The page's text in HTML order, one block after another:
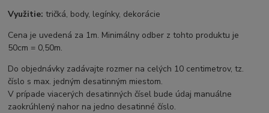
Využitie: tričká, body, legínky, dekorácie
Cena je uvedená za 1m. Minimálny odber z tohto produktu je
50cm = 0,50m.
Do objednávky zadávajte rozmer na celých 10 centimetrov, tz.
číslo s max. jedným desatinným miestom.
V prípade viacerých desatinných čísel bude údaj manuálne
zaokrúhlený nahor na jedno desatinné číslo.